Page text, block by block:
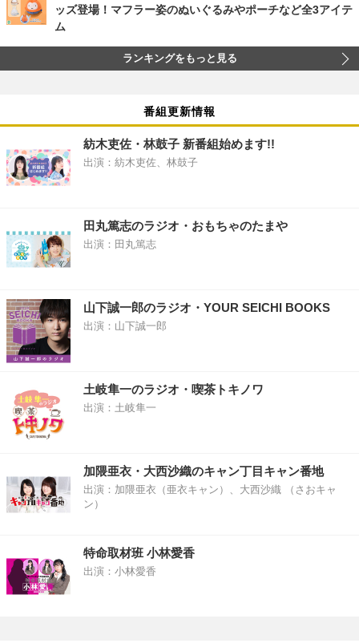
ッズ登場！マフラー姿のぬいぐるみやポーチなど全3アイテ
ム
ランキングをもっと見る
番組更新情報
紡木吏佐・林鼓子 新番組始めます!!
出演：紡木吏佐、林鼓子
田丸篤志のラジオ・おもちゃのたまや
出演：田丸篤志
山下誠一郎のラジオ・YOUR SEICHI BOOKS
出演：山下誠一郎
土岐隼一のラジオ・喫茶トキノワ
出演：土岐隼一
加隈亜衣・大西沙織のキャン丁目キャン番地
出演：加隈亜衣（亜衣キャン）、大西沙織 （さおキャ
ン）
特命取材班 小林愛香
出演：小林愛香